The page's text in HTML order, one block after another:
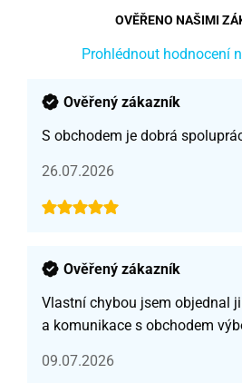
OVĚŘENO NAŠIMI
Prohlédnout hodnocení
Ověřený zákazník
S obchodem je dobrá
26.07.2026
Ověřený zákazník
Vlastní chybou jsem objednal
a komunikace s obchodem
09.07.2026